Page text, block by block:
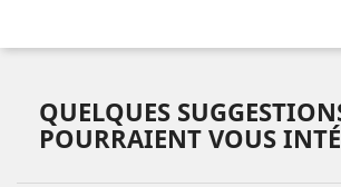
QUELQUES
POURRAIENT VOUS